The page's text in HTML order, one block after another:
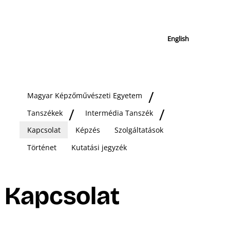
English
Magyar Képzőművészeti Egyetem
Tanszékek
Intermédia Tanszék
Kapcsolat
Képzés
Szolgáltatások
Történet
Kutatási jegyzék
Kapcsolat